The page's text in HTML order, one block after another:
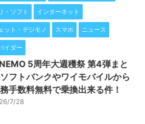
・ソフト インターネット
ット・デジモノ スマホ ニュース
イダー
5周年大週穫祭 第4弾まと
フトバンクやワイモバイルから
手数料無料で乗換出来る件！
7/28